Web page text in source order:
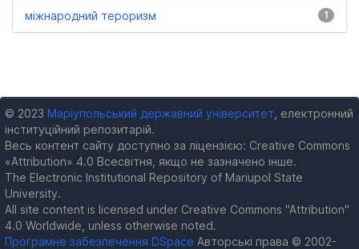
1
міжнародний тероризм
© 2023 Маріупольський державний університет , електронний
інституційний репозитарій.
Весь контент сайту доступно за ліцензією: Creative Commons
«Attribution» 4.0 Всесвітня, якщо не зазначено інше.
The Electronic Institutional Repository of Mariupol State
University.
All site content is licensed under Creative Commons "Attribution"
4.0 Worldwide, unless otherwise noted.
Програмне забезпечення DSpace Авторські права © 2002-